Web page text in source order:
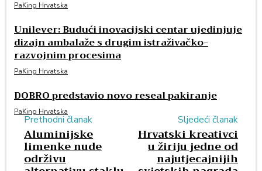
PaKing Hrvatska
Unilever: Budući inovacijski centar ujedinjuje
dizajn ambalaže s drugim istraživačko-
razvojnim procesima
PaKing Hrvatska
DOBRO predstavio novo reseal pakiranje
PaKing Hrvatska
Prethodni članak
Aluminijske
limenke nude
održivu
Sljedeći članak
Hrvatski kreativci
u žiriju jedne od
najutjecajnijih